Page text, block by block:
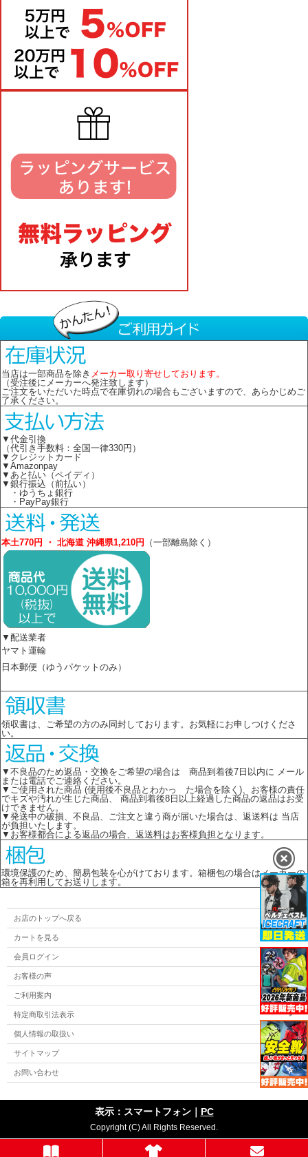
当店は一部商品を除き メーカー取り寄せしております。
（受注後にメーカーへ発注致します）
ご注文をいただいた時点で在庫切れの場合もございますので、あらかじめご
了承ください。
▼代金引換
（代引き手数料：全国一律330円）
▼クレジットカード
▼Amazonpay
▼あと払い（ペイディ）
▼銀行振込（前払い）
・ゆうちょ銀行
・PayPay銀行
本土770円 ・ 北海道 沖縄県1,210円 （一部離島除く）
▼配送業者
ヤマト運輸
日本郵便（ゆうパケットのみ）
領収書は、ご希望の方のみ同封しております。お気軽にお申しつけくださ
い。
▼不良品のため返品・交換をご希望の場合は 商品到着後7日以内に メール
または電話でご連絡ください。
▼ご使用された商品 (使用後不良品とわかっ た場合を除く)、お客様の責任
でキズや汚れが生じた商品、 商品到着後8日以上経過した商品の返品はお受
けできません。
▼発送中の破損、不良品、ご注文と違う商が届いた場合は、返送料は 当店
が負担いたします。
▼お客様都合による返品の場合、返送料はお客様負担となります。
環境保護のため、簡易包装を心がけております。箱梱包の場合はメーカーの
箱を再利用してお送りします。
お店のトップへ戻る
カートを見る
会員ログイン
お客様の声
ご利用案内
特定商取引法表示
個人情報の取扱い
サイトマップ
お問い合わせ
表示：スマートフォン｜ PC
Copyright (C) All Rights Reserved.